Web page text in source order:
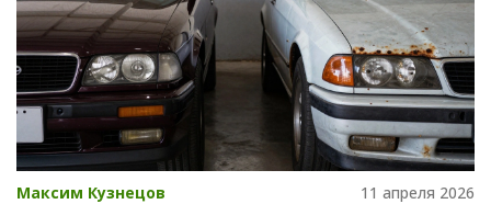
Максим Кузнецов 11 апреля 2026